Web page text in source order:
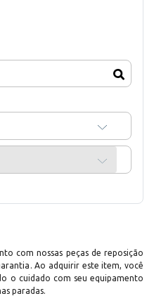
com nossas peças de reposição
Ao adquirir este item, você
o cuidado com seu equipamento
paradas.